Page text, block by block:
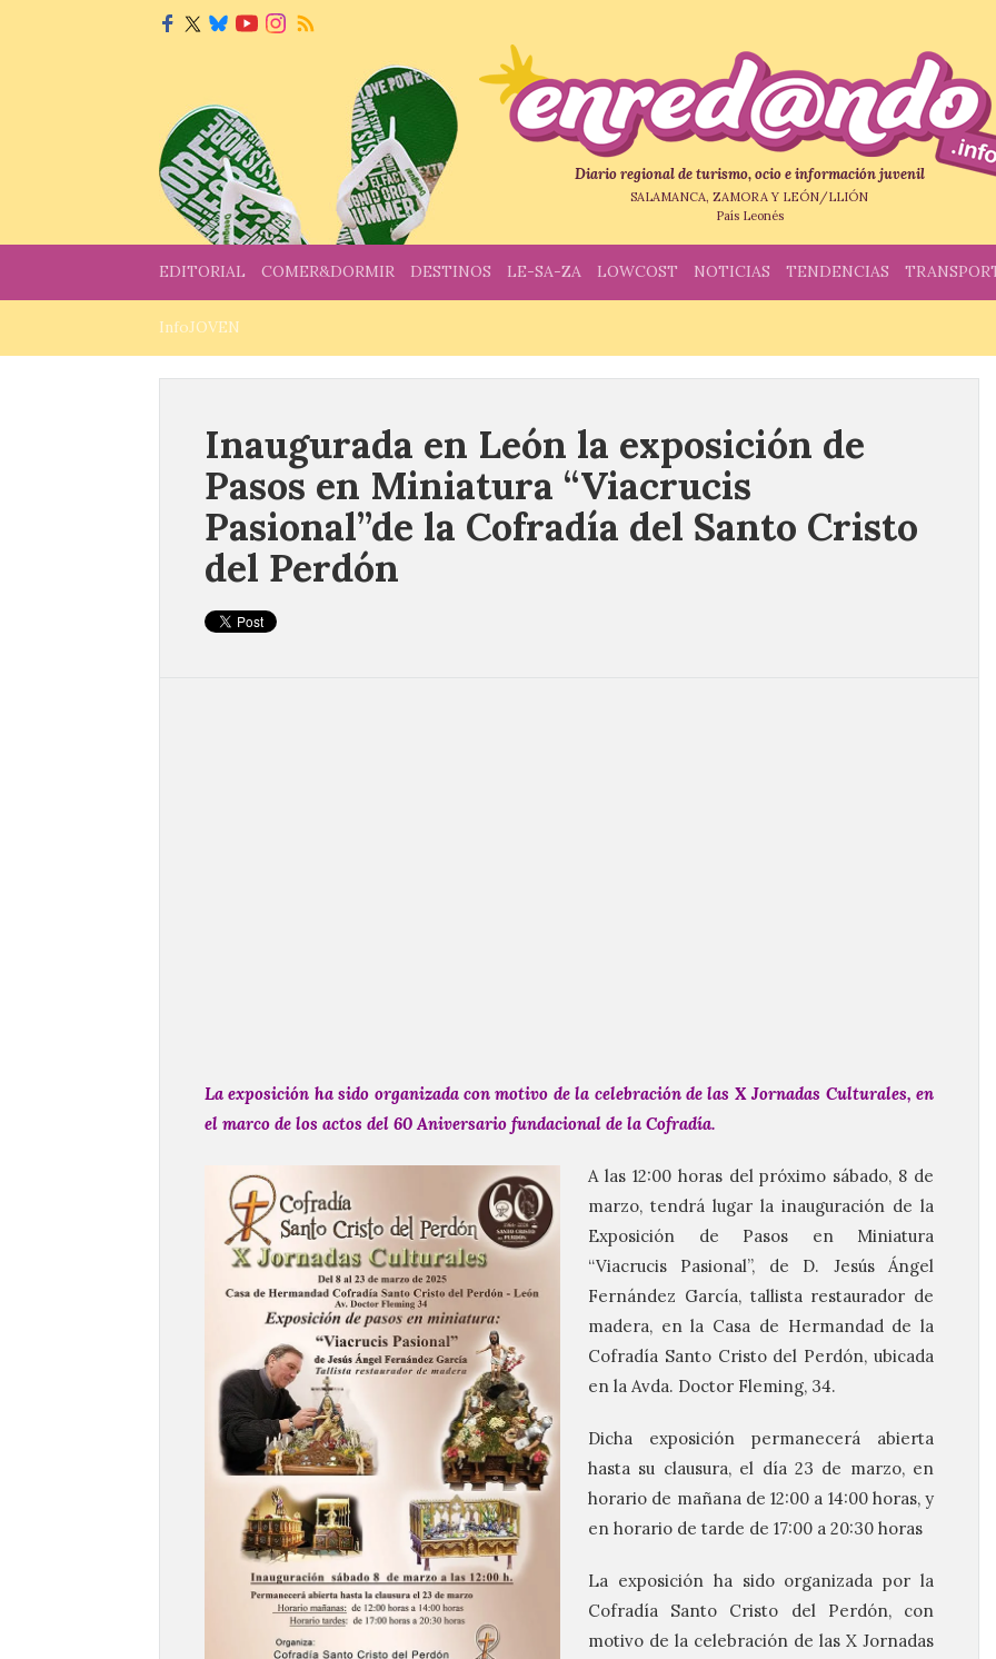
Diario regional de turismo, ocio e información juvenil
SALAMANCA, ZAMORA Y LEÓN/LLIÓN
País Leonés
EDITORIAL COMER&DORMIR DESTINOS LE-SA-ZA LOWCOST NOTICIAS TENDENCIAS
InfoJOVEN
Inaugurada en León la exposición de
Pasos en Miniatura “Viacrucis
Pasional”de la Cofradía del Santo Cristo
del Perdón
La exposición ha sido organizada con motivo de la celebración de las X Jornadas Culturales, en
el marco de los actos del 60 Aniversario fundacional de la Cofradía.
A las 12:00 horas del próximo sábado, 8 de
marzo, tendrá lugar la inauguración de la
Exposición de Pasos en Miniatura
“Viacrucis Pasional”, de D. Jesús Ángel
Fernández García, tallista restaurador de
madera, en la Casa de Hermandad de la
Cofradía Santo Cristo del Perdón, ubicada
en la Avda. Doctor Fleming, 34.
Dicha exposición permanecerá abierta
hasta su clausura, el día 23 de marzo, en
horario de mañana de 12:00 a 14:00 horas, y
en horario de tarde de 17:00 a 20:30 horas
La exposición ha sido organizada por la
Cofradía Santo Cristo del Perdón, con
motivo de la celebración de las X Jornadas